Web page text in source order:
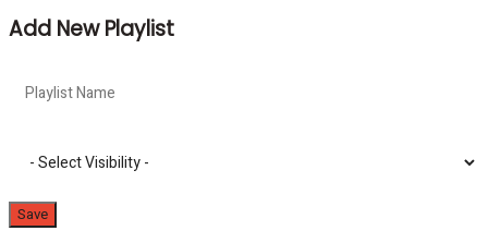
Add New Playlist